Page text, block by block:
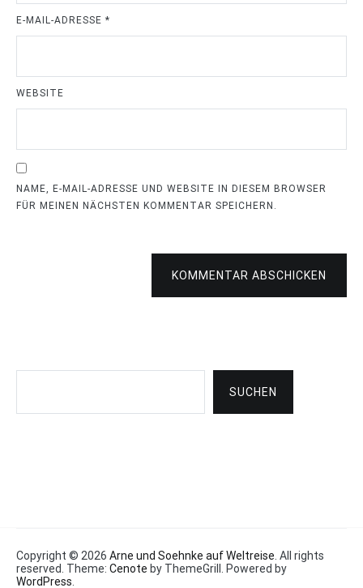
E-MAIL-ADRESSE *
WEBSITE
NAME, E-MAIL-ADRESSE UND WEBSITE IN DIESEM BROWSER
FÜR MEINEN NÄCHSTEN KOMMENTAR SPEICHERN.
KOMMENTAR ABSCHICKEN
SUCHEN
Copyright © 2026 Arne und Soehnke auf Weltreise . All rights
reserved. Theme: Cenote by ThemeGrill. Powered by
WordPress